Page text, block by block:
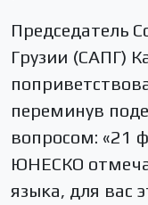
Председатель
Грузии (САПГ)
переминув
вопросом: «21
ЮНЕСКО
языка, для вас